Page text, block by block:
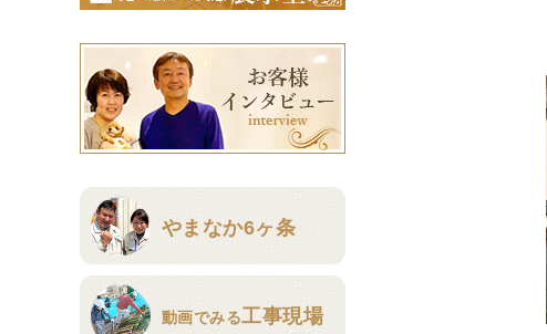
やまなか6ヶ条
動画でみる工事現場